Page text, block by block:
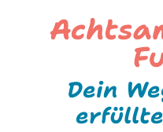
Dein